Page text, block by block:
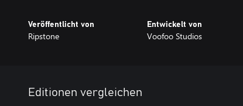
Veröffentlicht von
Ripstone
Entwickelt von
Voofoo Studios
Editionen vergleichen